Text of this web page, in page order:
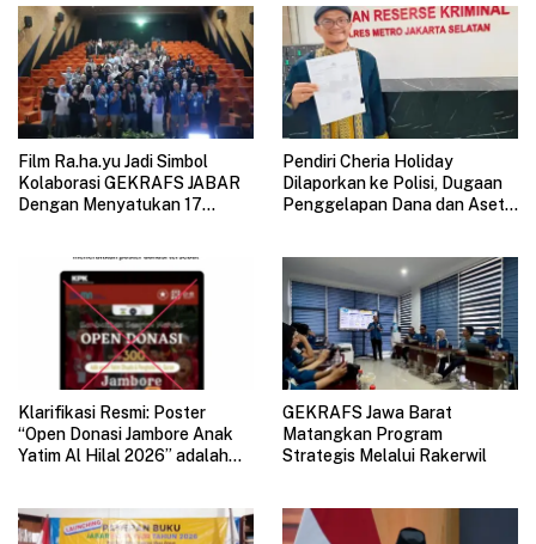
Film Ra.ha.yu Jadi Simbol
Kolaborasi GEKRAFS JABAR
Dengan Menyatukan 17
Pendiri Cheria Holiday
Dilaporkan ke Polisi, Dugaan
Penggelapan Dana dan Aset
Klarifikasi Resmi: Poster
“Open Donasi Jambore Anak
Yatim Al Hilal 2026” adalah
GEKRAFS Jawa Barat
Matangkan Program
Strategis Melalui Rakerwil